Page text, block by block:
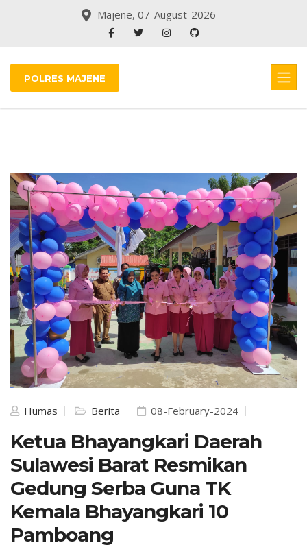
Majene, 07-August-2026
POLRES MAJENE
Humas Berita 08-February-2024
Ketua Bhayangkari Daerah
Sulawesi Barat Resmikan
Gedung Serba Guna TK
Kemala Bhayangkari 10
Pamboang